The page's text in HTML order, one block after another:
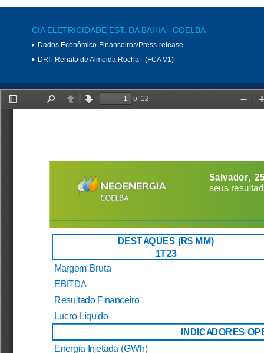
CIA ELETRICIDADE EST. DA BAHIA - COELBA
Dados Econômico-Financeiros\Press-release
DRI: Renato de Almeida Rocha - (FCA V1)